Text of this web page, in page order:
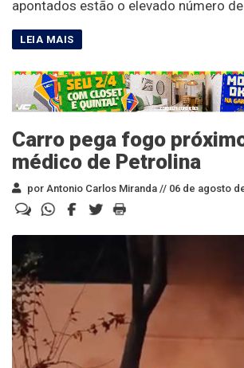
apontados estão o elevado número
Carro pega fogo
médico de Petrolina
por Antonio Carlos Miranda // 06 de agosto